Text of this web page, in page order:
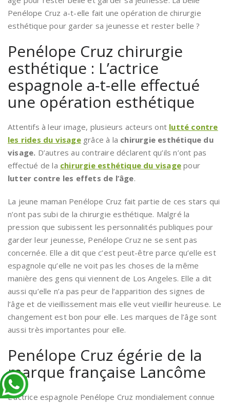
Penélope Cruz a-t-elle fait une opération de chirurgie
esthétique pour garder sa jeunesse et rester belle ?
Penélope Cruz chirurgie
esthétique : L’actrice
espagnole a-t-elle effectué
une opération esthétique
Attentifs à leur image, plusieurs acteurs ont lutté contre
les rides du visagegrâce à la chirurgie esthétique du
visage. D’autres au contraire déclarent qu’ils n’ont pas
effectué de la chirurgie esthétique du visage pour
lutter contre les effets de l’âge.
La jeune maman Penélope Cruz fait partie de ces stars qui
n’ont pas subi de la chirurgie esthétique. Malgré la
pression que subissent les personnalités publiques pour
garder leur jeunesse, Penélope Cruz ne se sent pas
concernée. Elle a dit que c’est peut-être parce qu’elle est
espagnole qu’elle ne voit pas les choses de la même
manière des gens qui viennent de Los Angeles. Elle a dit
aussi qu’elle n’a pas peur de l’apparition des signes de
l’âge et de vieillissement mais elle veut vieillir heureuse. Le
changement est bon pour elle. Les marques de l’âge sont
aussi très importantes pour elle.
Penélope Cruz égérie de la
marque française Lancôme
L’actrice espagnole Penélope Cruz mondialement connue